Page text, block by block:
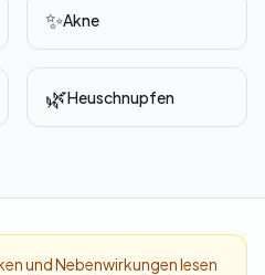
✨Akne
🌿Heuschnupfen
und Nebenwirkungen lesen